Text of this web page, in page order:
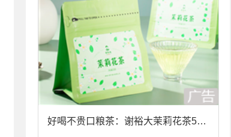
好喝不贵口粮茶：谢裕大茉莉花茶50g